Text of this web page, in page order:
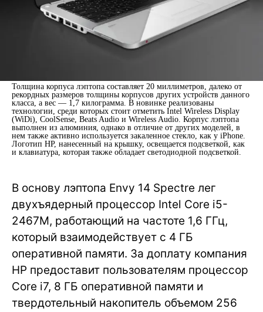
Толщина корпуса лэптопа составляет 20 миллиметров, далеко от
рекордных размеров толщины корпусов других устройств данного
класса, а вес — 1,7 килограмма. В новинке реализованы
технологии, среди которых стоит отметить Intel Wireless Display
(WiDi), CoolSense, Beats Audio и Wireless Audio. Корпус лэптопа
выполнен из алюминия, однако в отличие от других моделей, в
нем также активно используется закаленное стекло, как у iPhone.
Логотип HP, нанесенный на крышку, освещается подсветкой, как
и клавиатура, которая также обладает светодиодной подсветкой.
В основу лэптопа Envy 14 Spectre лег
двухъядерный процессор Intel Core i5-
2467M, работающий на частоте 1,6 ГГц,
который взаимодействует с 4 ГБ
оперативной памяти. За доплату компания
HP предоставит пользователям процессор
Core i7, 8 ГБ оперативной памяти и
твердотельный накопитель объемом 256